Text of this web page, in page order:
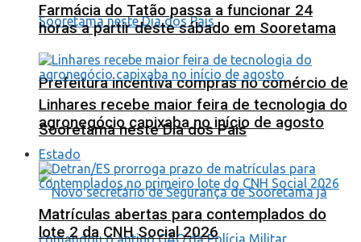
Prefeitura incentiva compras no comércio de
Sooretama neste Dia dos Pais
Farmácia do Tatão passa a funcionar 24
horas a partir deste sábado em Sooretama
Linhares recebe maior feira de tecnologia do
agronegócio capixaba no início de agosto
Estado
Matrículas abertas para contemplados do
lote 2 da CNH Social 2026